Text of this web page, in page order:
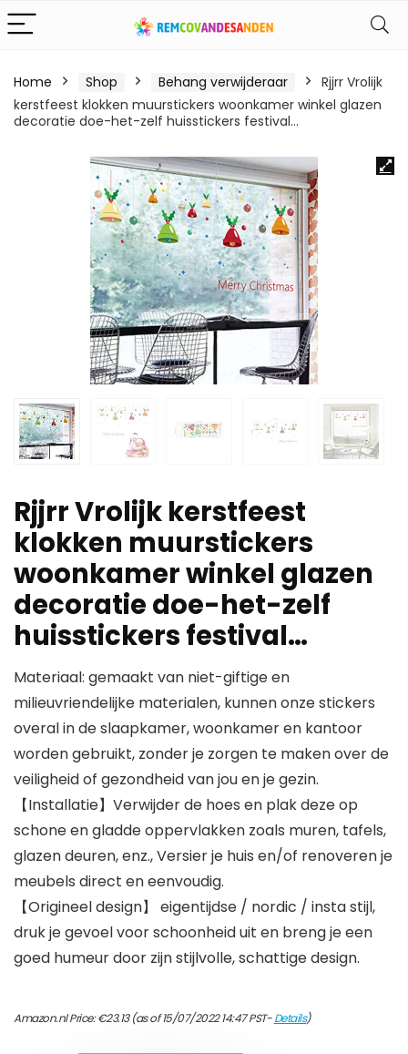
Home Shop Behang verwijderaar
Rjjrr Vrolijk
kerstfeest klokken muurstickers woonkamer winkel glazen
decoratie doe-het-zelf huisstickers festival…
Rjjrr Vrolijk kerstfeest
klokken muurstickers
woonkamer winkel glazen
decoratie doe-het-zelf
huisstickers festival…
Materiaal: gemaakt van niet-giftige en
milieuvriendelijke materialen, kunnen onze stickers
overal in de slaapkamer, woonkamer en kantoor
worden gebruikt, zonder je zorgen te maken over de
veiligheid of gezondheid van jou en je gezin.
【Installatie】Verwijder de hoes en plak deze op
schone en gladde oppervlakken zoals muren, tafels,
glazen deuren, enz., Versier je huis en/of renoveren je
meubels direct en eenvoudig.
【Origineel design】 eigentijdse / nordic / insta stijl,
druk je gevoel voor schoonheid uit en breng je een
goed humeur door zijn stijlvolle, schattige design.
Amazon.nl Price:€23.13(as of 15/07/2022 14:47 PST-Details)